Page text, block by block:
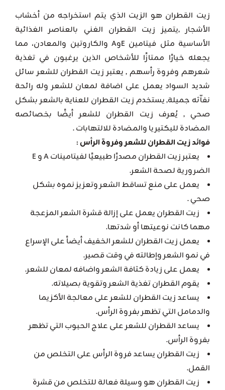
زيت القطران هو الزيت الذي يتم استخراجه من أخشاب
الأشجار ,يتميز زيت القطران الغني بالعناصر الغذائية
الأساسية مثل فيتامين EوA والكاروتين والمعادن، مما
يجعله خيارًا ممتازًا للأشخاص الذين يرغبون في تغذية
شعرهم وفروة رأسهم , يعتبر زيت القطران للشعر سائل
شديد السواد يعمل على اضافة لمعان للشعر وله رائحة
نفاّثه جميلة, يستخدم زيت القطران للعناية بالشعر بشكل
صحي , يُعرف زيت القطران للشعر أيضًا بخصائصه
المضادة للبكتيريا والمضادة للالتهابات .
فوائد زيت القطران للشعر وفروة الرأس :
يعتبر زيت القطران مصدرًا طبيعيًا لفيتامينات A و E
الضرورية لصحة الشعر.
يعمل على منع تساقط الشعر وتعزيز نموه بشكل
صحي .
زيت القطران يعمل على إزالة قشرة الشعر المزعجة
مهما كانت نوعيتها أو شدتها.
يعمل زيت القطران للشعر الخفيف أيضاً على الإسراع
في نمو الشعر وإطالته في وقت قصير.
يعمل على زيادة كثافة الشعر واضافه لمعان للشعر.
يقوم القطران تغذية الشعر وتقوية بصيلاته.
يساعد زيت القطران للشعر على معالجة الأكزيما
والدمامل التي تظهر بفروة الرأس.
يساعد القطران للشعر على علاج الحبوب التي تظهر
بفروة الرأس.
زيت القطران يساعد فروة الرأس على التخلص من
القمل.
زيت القطران هو وسيلة فعالة للتخلص من قشرة